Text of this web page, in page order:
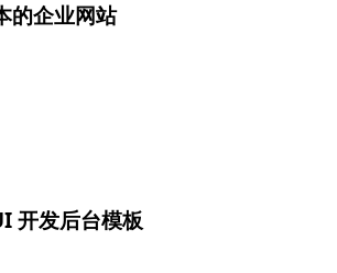
的企业网站
开发后台模板